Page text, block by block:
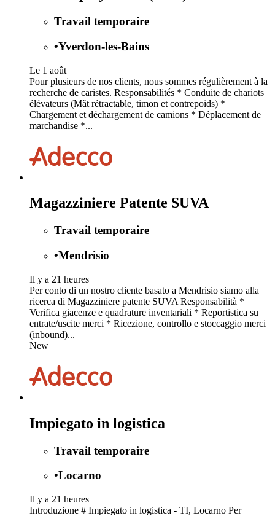
Travail temporaire
•Yverdon-les-Bains
Le 1 août
Pour plusieurs de nos clients, nous sommes régulièrement à la
recherche de caristes. Responsabilités * Conduite de chariots
élévateurs (Mât rétractable, timon et contrepoids) *
Chargement et déchargement de camions * Déplacement de
marchandise *...
Magazziniere Patente SUVA
Travail temporaire
•Mendrisio
Il y a 21 heures
Per conto di un nostro cliente basato a Mendrisio siamo alla
ricerca di Magazziniere patente SUVA Responsabilità *
Verifica giacenze e quadrature inventariali * Reportistica su
entrate/uscite merci * Ricezione, controllo e stoccaggio merci
(inbound)...
New
Impiegato in logistica
Travail temporaire
•Locarno
Il y a 21 heures
Introduzione # Impiegato in logistica - TI, Locarno Per